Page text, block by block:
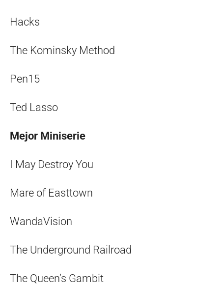
Hacks
The Kominsky Method
Pen15
Ted Lasso
Mejor Miniserie
I May Destroy You
Mare of Easttown
WandaVision
The Underground Railroad
The Queen’s Gambit